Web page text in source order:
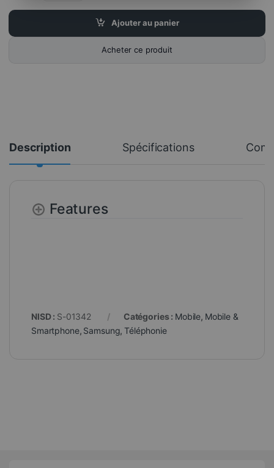
Ajouter au panier
Acheter ce produit
Description Spécifications
Features
NISD : S-01342 Catégories : Mobile, Mobile &
Smartphone, Samsung,Téléphonie